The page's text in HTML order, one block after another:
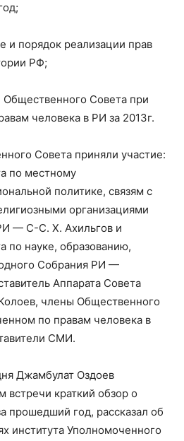
и порядок реализации прав
РФ;
Общественного Совета при
человека в РИ за 2013г.
Совета приняли участие:
по местному
политике, связям с
организациями
— С-С. Х. Ахильгов и
по науке, образованию,
Собрания РИ —
Аппарата Совета
члены Общественного
по правам человека в
СМИ.
Джамбулат Оздоев
встречи краткий обзор о
прошедший год, рассказал об
института Уполномоченного